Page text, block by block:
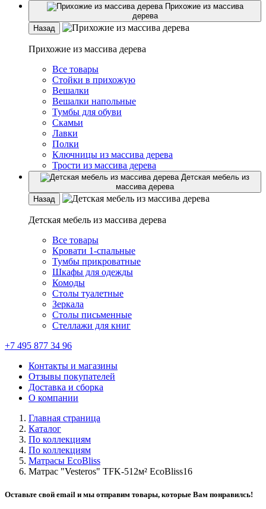
Прихожие из массива
дерева
Назад
Прихожие из массива дерева
Все товары
Стойки в прихожую
Вешалки
Вешалки напольные
Тумбы для обуви
Скамьи
Лавки
Полки
Ключницы из массива дерева
Трости из массива дерева
Детская мебель из
массива дерева
Назад
Детская мебель из массива дерева
Все товары
Кровати 1-спальные
Тумбы прикроватные
Шкафы для одежды
Комоды
Столы туалетные
Зеркала
Столы письменные
Стеллажи для книг
+7 495 877 34 96
Контакты и магазины
Отзывы покупателей
Доставка и сборка
О компании
Главная страница
Каталог
По коллекциям
По коллекциям
Матрасы EcoBliss
Матрас "Vesteros" TFK-512м² EcoBliss16
Оставьте свой email и мы отправим товары, которые Вам понравилсь!